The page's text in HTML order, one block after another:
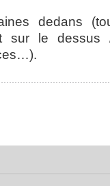
dedans
le dessus